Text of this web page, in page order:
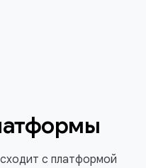
с платформой